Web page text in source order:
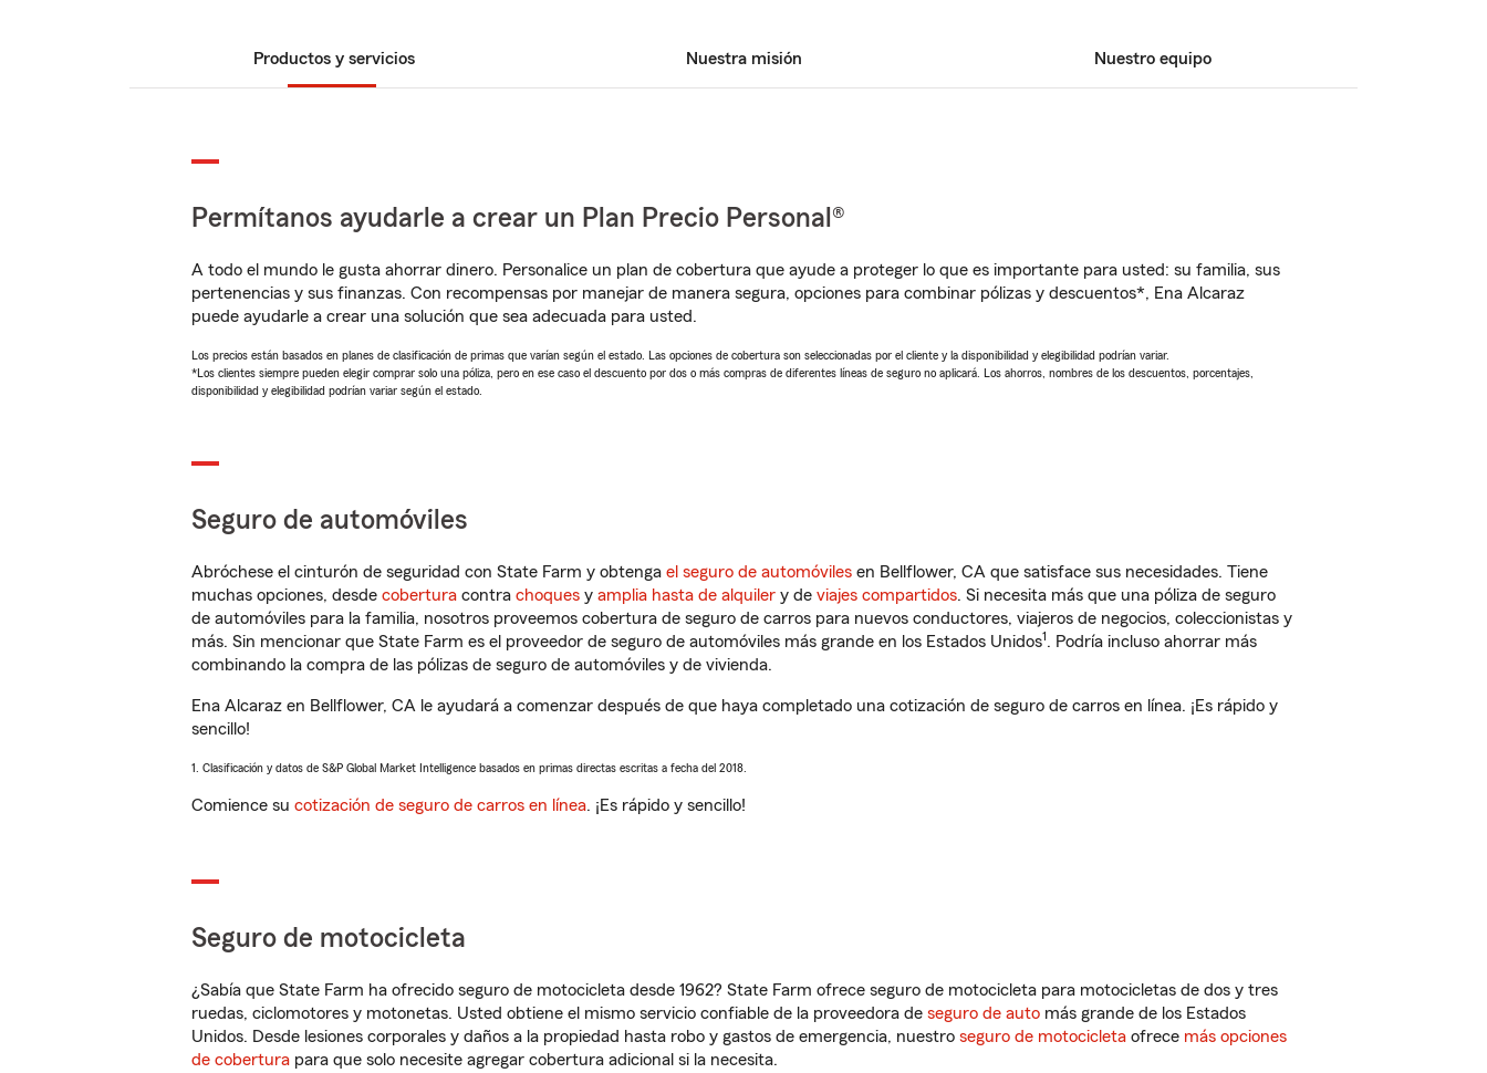
Productos y servicios Nuestra misión Nuestro equipo
Permítanos ayudarle a crear un Plan Precio Personal®
A todo el mundo le gusta ahorrar dinero. Personalice un plan de cobertura que ayude a proteger lo que es importante para usted: su familia, sus
pertenencias y sus finanzas. Con recompensas por manejar de manera segura, opciones para combinar pólizas y descuentos*, Ena Alcaraz
puede ayudarle a crear una solución que sea adecuada para usted.
Los precios están basados en planes de clasificación de primas que varían según el estado. Las opciones de cobertura son seleccionadas por el cliente y la disponibilidad y elegibilidad podrían variar.
*Los clientes siempre pueden elegir comprar solo una póliza, pero en ese caso el descuento por dos o más compras de diferentes líneas de seguro no aplicará. Los ahorros, nombres de los descuentos, porcentajes,
disponibilidad y elegibilidad podrían variar según el estado.
Seguro de automóviles
Abróchese el cinturón de seguridad con State Farm y obtenga el seguro de automóviles en Bellflower, CA que satisface sus necesidades. Tiene
muchas opciones, desde cobertura contra choques y amplia hasta de alquiler y de viajes compartidos. Si necesita más que una póliza de seguro
de automóviles para la familia, nosotros proveemos cobertura de seguro de carros para nuevos conductores, viajeros de negocios, coleccionistas y
más. Sin mencionar que State Farm es el proveedor de seguro de automóviles más grande en los Estados Unidos1. Podría incluso ahorrar más
combinando la compra de las pólizas de seguro de automóviles y de vivienda.
Ena Alcaraz en Bellflower, CA le ayudará a comenzar después de que haya completado una cotización de seguro de carros en línea. ¡Es rápido y
sencillo!
1. Clasificación y datos de S&P Global Market Intelligence basados en primas directas escritas a fecha del 2018.
Comience su cotización de seguro de carros en línea. ¡Es rápido y sencillo!
Seguro de motocicleta
¿Sabía que State Farm ha ofrecido seguro de motocicleta desde 1962? State Farm ofrece seguro de motocicleta para motocicletas de dos y tres
ruedas, ciclomotores y motonetas. Usted obtiene el mismo servicio confiable de la proveedora de seguro de auto más grande de los Estados
Unidos. Desde lesiones corporales y daños a la propiedad hasta robo y gastos de emergencia, nuestro seguro de motocicleta ofrece más opciones
de cobertura para que solo necesite agregar cobertura adicional si la necesita.